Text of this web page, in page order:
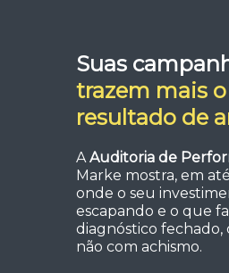
Suas
trazem mais o
resultado de
AAuditoria de
Marke mostra, em
onde o seu
escapando e o que
diagnóstico fechado,
não com achismo.
FAQ